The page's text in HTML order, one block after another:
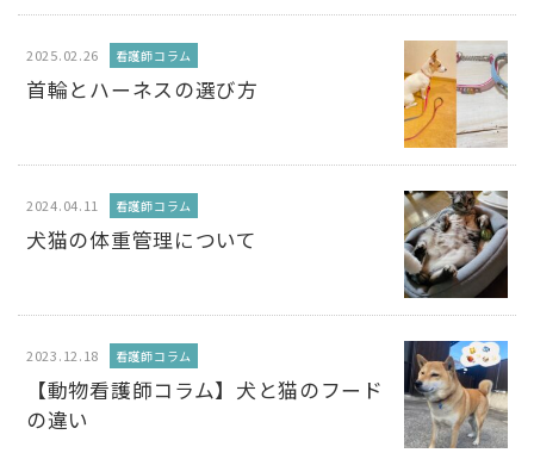
2025.02.26 看護師コラム
首輪とハーネスの選び方
2024.04.11 看護師コラム
犬猫の体重管理について
2023.12.18 看護師コラム
【動物看護師コラム】犬と猫のフード
の違い